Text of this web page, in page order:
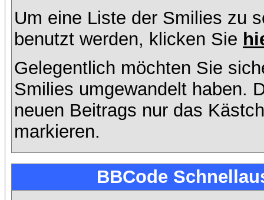
Um eine Liste der Smilies zu
benutzt werden, klicken Sie
Gelegentlich möchten Sie
Smilies umgewandelt haben.
neuen Beitrags nur das
markieren.
BBCode